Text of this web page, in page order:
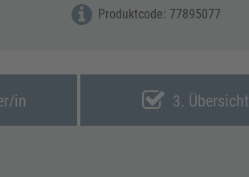
Produktcode: 77895077
in 3. Übersicht